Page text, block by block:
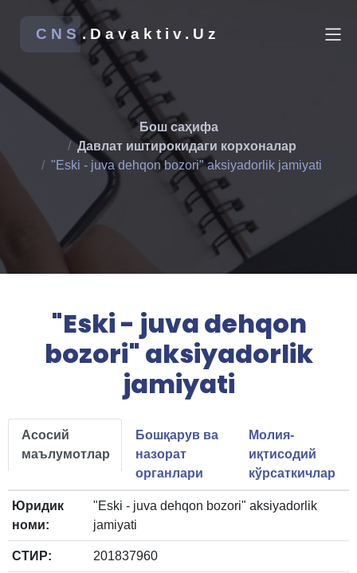
CNS .Davaktiv.Uz
Бош саҳифа
Давлат иштирокидаги корхоналар
"Eski - juva dehqon bozori" aksiyadorlik jamiyati
"Eski - juva dehqon
bozori" aksiyadorlik
jamiyati
Асосий
маълумотлар
Бошқарув ва
назорат
органлари
Молия-
иқтисодий
кўрсаткичлар
Юридик
номи:
"Eski - juva dehqon bozori" aksiyadorlik
jamiyati
СТИР: 201837960